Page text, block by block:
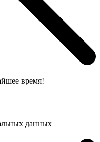
время!
данных